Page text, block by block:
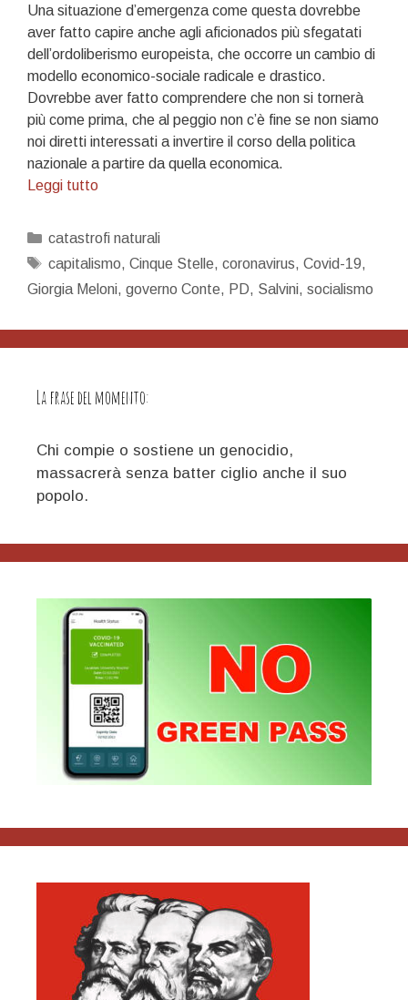
Una situazione d’emergenza come questa dovrebbe
aver fatto capire anche agli aficionados più sfegatati
dell’ordoliberismo europeista, che occorre un cambio di
modello economico-sociale radicale e drastico.
Dovrebbe aver fatto comprendere che non si tornerà
più come prima, che al peggio non c’è fine se non siamo
noi diretti interessati a invertire il corso della politica
nazionale a partire da quella economica.
Leggi tuttoLa
Categorie
catastrofi naturali
Tag
capitalismo, Cinque Stelle, coronavirus, Covid-19,
Giorgia Meloni, governo Conte, PD, Salvini, socialismo
La frase del momento:
Chi compie o sostiene un genocidio,
massacrerà senza batter ciglio anche il suo
popolo.